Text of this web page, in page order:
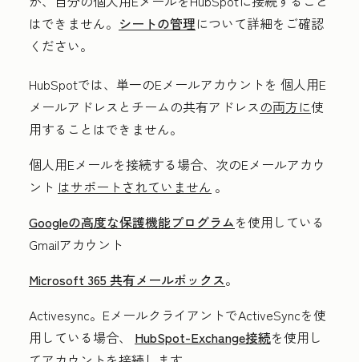
はできません。 シートの管理について詳細をご確認
ください。
HubSpotでは、単一のEメールアカウントを 個人用E
メールアドレスとチームの共有アドレスの両方に使
用することはできません。
個人用Eメールを接続する場合、次のEメールアカウ
ント はサポートされていません 。
Googleの高度な保護機能プログラムを使用している
Gmailアカウント
Microsoft 365 共有メールボックス。
Activesync。EメールクライアントでActiveSyncを使
用している場合、 HubSpot-Exchange接続を使用し